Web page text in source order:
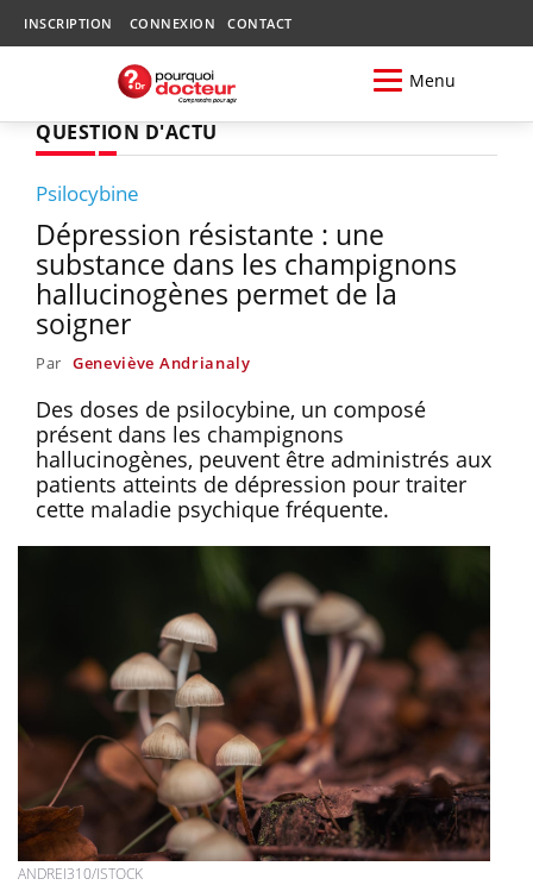
INSCRIPTION CONNEXION CONTACT
Menu
QUESTION D'ACTU
Psilocybine
Dépression résistante : une
substance dans les champignons
hallucinogènes permet de la
soigner
Par Geneviève Andrianaly
Des doses de psilocybine, un composé
présent dans les champignons
hallucinogènes, peuvent être administrés aux
patients atteints de dépression pour traiter
cette maladie psychique fréquente.
ANDREI310/ISTOCK